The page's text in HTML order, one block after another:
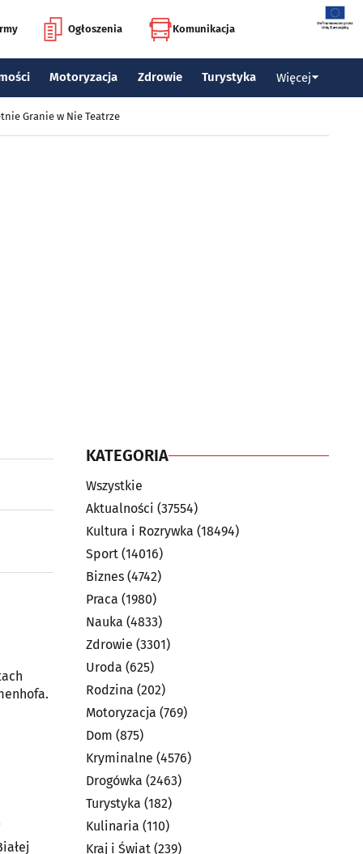
Ogłoszenia Komunikacja
Motoryzacja Zdrowie Turystyka Więcej
Granie w Nie Teatrze
KATEGORIA
Wszystkie
Aktualności (37554)
Kultura i Rozrywka (18494)
Sport (14016)
Biznes (4742)
Praca (1980)
Nauka (4833)
Zdrowie (3301)
Uroda (625)
Rodzina (202)
Motoryzacja (769)
Dom (875)
Kryminalne (4576)
Drogówka (2463)
Turystyka (182)
Kulinaria (110)
Kraj i Świat (239)